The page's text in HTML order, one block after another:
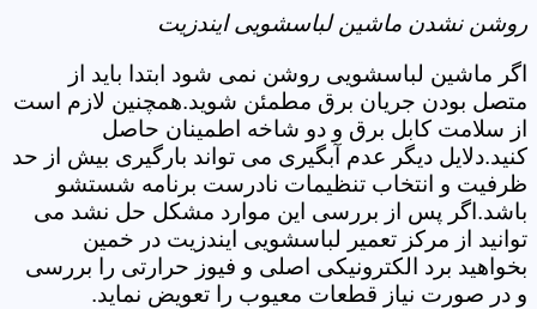
روشن نشدن ماشین لباسشویی ایندزیت
اگر ماشین لباسشویی روشن نمی شود ابتدا باید از
متصل بودن جریان برق مطمئن شوید.همچنین لازم است
از سلامت کابل برق و دو شاخه اطمینان حاصل
کنید.دلایل دیگر عدم آبگیری می تواند بارگیری بیش از حد
ظرفیت و انتخاب تنظیمات نادرست برنامه شستشو
باشد.اگر پس از بررسی این موارد مشکل حل نشد می
توانید از مرکز تعمیر لباسشویی ایندزیت در خمین
بخواهید برد الکترونیکی اصلی و فیوز حرارتی را بررسی
و در صورت نیاز قطعات معیوب را تعویض نماید.